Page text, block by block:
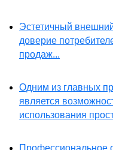
Эстетичный
доверие
продаж...
Одним из главных
является
использования
Профессиональное